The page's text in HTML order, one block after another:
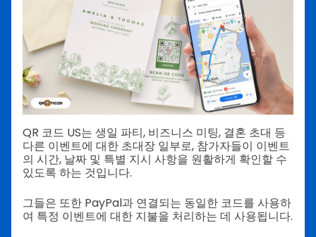
QR 코드 US는 생일 파티, 비즈니스 미팅, 결혼 초대 등
다른 이벤트에 대한 초대장 일부로, 참가자들이 이벤트
의 시간, 날짜 및 특별 지시 사항을 원활하게 확인할 수
있도록 하는 것입니다.
그들은 또한 PayPal과 연결되는 동일한 코드를 사용하
여 특정 이벤트에 대한 지불을 처리하는 데 사용됩니다.